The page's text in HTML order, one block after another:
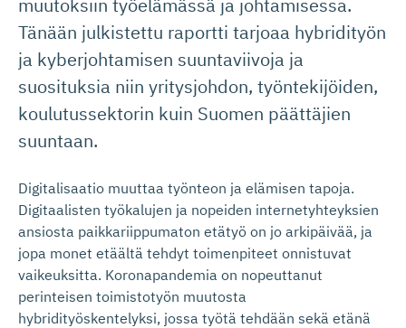
muutoksiin työelämässä ja johtamisessa.
Tänään julkistettu raportti tarjoaa hybridityön
ja kyberjohtamisen suuntaviivoja ja
suosituksia niin yritysjohdon, työntekijöiden,
koulutussektorin kuin Suomen päättäjien
suuntaan.
Digitalisaatio muuttaa työnteon ja elämisen tapoja.
Digitaalisten työkalujen ja nopeiden internetyhteyksien
ansiosta paikkariippumaton etätyö on jo arkipäivää, ja
jopa monet etäältä tehdyt toimenpiteet onnistuvat
vaikeuksitta. Koronapandemia on nopeuttanut
perinteisen toimistotyön muutosta
hybridityöskentelyksi, jossa työtä tehdään sekä etänä